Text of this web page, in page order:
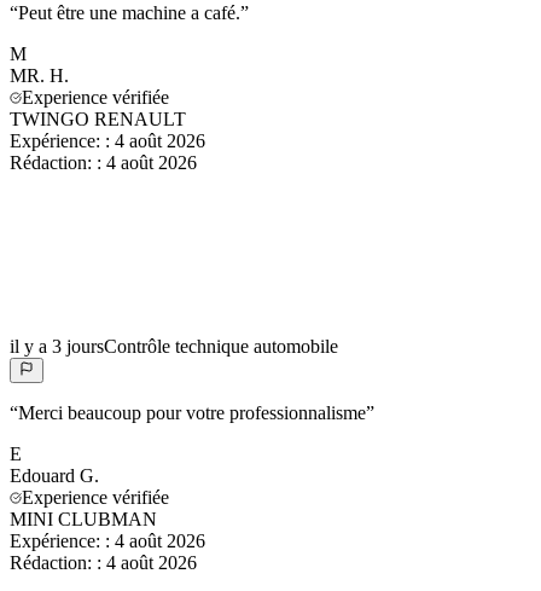
“Peut être une machine a café.”
M
MR. H.
Experience vérifiée
TWINGO RENAULT
Expérience: : 4 août 2026
Rédaction: : 4 août 2026
il y a 3 joursContrôle technique automobile
“Merci beaucoup pour votre professionnalisme”
E
Edouard G.
Experience vérifiée
MINI CLUBMAN
Expérience: : 4 août 2026
Rédaction: : 4 août 2026